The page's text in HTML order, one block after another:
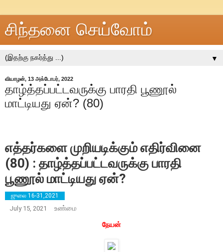
சிந்தனை செய்வோம்
▼
வியாழன், 13 அக்டோபர், 2022
தாழ்த்தப்பட்டவருக்கு பாரதி பூணூல்
மாட்டியது ஏன்? (80)
எத்தர்களை முறியடிக்கும் எதிர்வினை
(80) : தாழ்த்தப்பட்டவருக்கு பாரதி
பூணூல் மாட்டியது ஏன்?
ஜுலை 16-31,2021
July 15, 2021 உண்மை
நேயன்